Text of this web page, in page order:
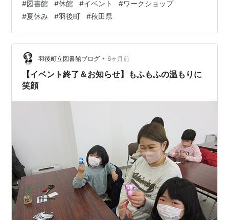
けるものと思っております。 ７月１２日（日）には、月
例の「手づくり体験工房」を実施します。 また７月１１
日（土）から「夏休みワークショップ」の整理券をカウ
ンターで配布します（夏休みワークショップのチラシ
は、町内各小中学校を通じてお届けします）。 人数に限
りがありますので、参加ご希望の方は、お…
#図書館 #休館 #イベント #ワークショップ
#夏休み #羽後町 #秋田県
羽後町立図書館ブログ • 6ヶ月前
【イベント終了＆お知らせ】もふもふの温もりに
笑顔